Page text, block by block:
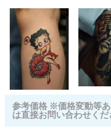
参考価格 ※価格変動等
は直接お問い合わせくだ